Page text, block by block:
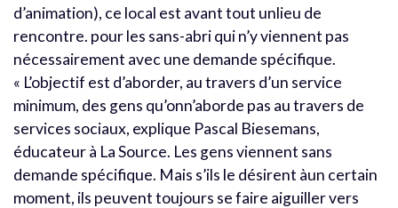
d’animation), ce local est avant tout unlieu de
rencontre. pour les sans-abri qui n’y viennent pas
nécessairement avec une demande spécifique.
« L’objectif est d’aborder, au travers d’un service
minimum, des gens qu’onn’aborde pas au travers de
services sociaux, explique Pascal Biesemans,
éducateur à La Source. Les gens viennent sans
demande spécifique. Mais s’ils le désirent àun certain
moment, ils peuvent toujours se faire aiguiller vers